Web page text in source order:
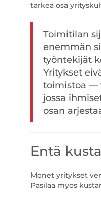
tärkeä osa
Toimitilan
enemmän
työntekijät
Yritykset
toimistoa —
jossa
osan
Entä
Monet yritykset
Pasilaa myös